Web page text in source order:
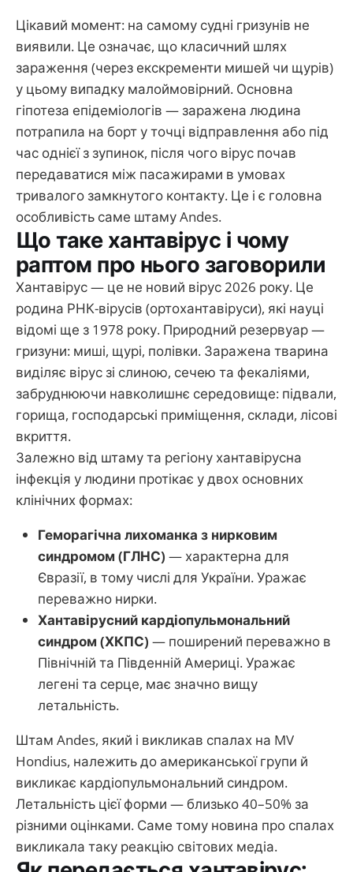
Цікавий момент: на самому судні гризунів не
виявили. Це означає, що класичний шлях
зараження (через екскременти мишей чи щурів)
у цьому випадку малоймовірний. Основна
гіпотеза епідеміологів — заражена людина
потрапила на борт у точці відправлення або під
час однієї з зупинок, після чого вірус почав
передаватися між пасажирами в умовах
тривалого замкнутого контакту. Це і є головна
особливість саме штаму Andes.
Що таке хантавірус і чому
раптом про нього заговорили
Хантавірус — це не новий вірус 2026 року. Це
родина РНК-вірусів (ортохантавіруси), які науці
відомі ще з 1978 року. Природний резервуар —
гризуни: миші, щурі, полівки. Заражена тварина
виділяє вірус зі слиною, сечею та фекаліями,
забруднюючи навколишнє середовище: підвали,
горища, господарські приміщення, склади, лісові
вкриття.
Залежно від штаму та регіону хантавірусна
інфекція у людини протікає у двох основних
клінічних формах:
Геморагічна лихоманка з нирковим
синдромом (ГЛНС) — характерна для
Євразії, в тому числі для України. Уражає
переважно нирки.
Хантавірусний кардіопульмональний
синдром (ХКПС) — поширений переважно в
Північній та Південній Америці. Уражає
легені та серце, має значно вищу
летальність.
Штам Andes, який і викликав спалах на MV
Hondius, належить до американської групи й
викликає кардіопульмональний синдром.
Летальність цієї форми — близько 40–50% за
різними оцінками. Саме тому новина про спалах
викликала таку реакцію світових медіа.